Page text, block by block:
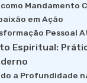
como Mandamento
em Ação
Pessoal
Espiritual:
a Profundidade